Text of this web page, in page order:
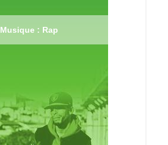
Musique : Rap